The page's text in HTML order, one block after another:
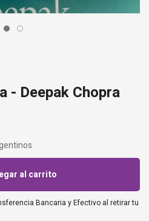
- Deepak Chopra
al carrito
Bancaria yEfectivo al retirar tu